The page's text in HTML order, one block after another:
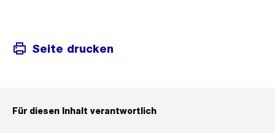
Seite drucken
Für diesen Inhalt verantwortlich